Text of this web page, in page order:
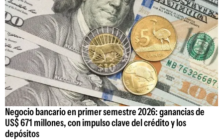
Negocio bancario en primer semestre 2026: ganancias de
US$ 671 millones, con impulso clave del crédito y los
depósitos